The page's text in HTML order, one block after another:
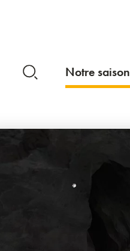
Notre saison